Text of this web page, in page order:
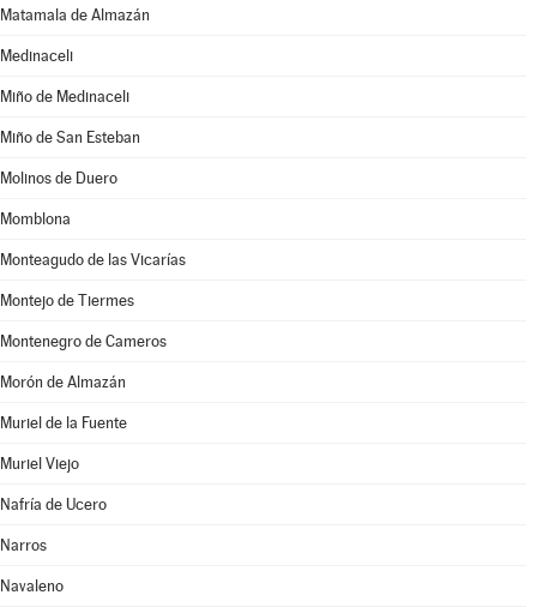
Matamala de Almazán
Medinaceli
Miño de Medinaceli
Miño de San Esteban
Molinos de Duero
Momblona
Monteagudo de las Vicarías
Montejo de Tiermes
Montenegro de Cameros
Morón de Almazán
Muriel de la Fuente
Muriel Viejo
Nafría de Ucero
Narros
Navaleno